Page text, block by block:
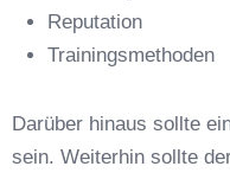
Reputation
Trainingsmethoden
Darüber hinaus sollte
sein. Weiterhin sollte